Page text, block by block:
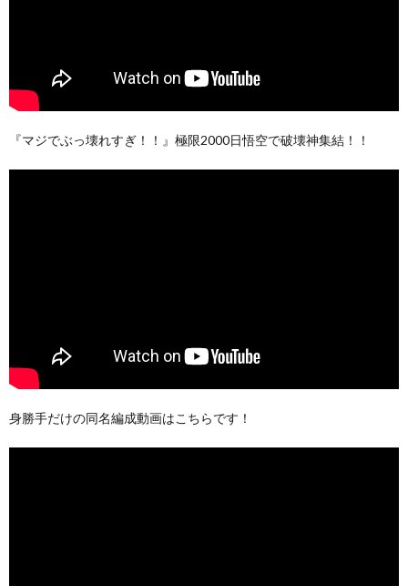
『マジでぶっ壊れすぎ！！』極限2000日悟空で破壊神集結！！
身勝手だけの同名編成動画はこちらです！